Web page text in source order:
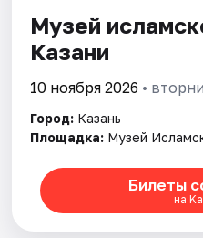
Музей
Казани
10 ноября 2026 •
Город: Казань
Площадка: Музей
Билеты
на